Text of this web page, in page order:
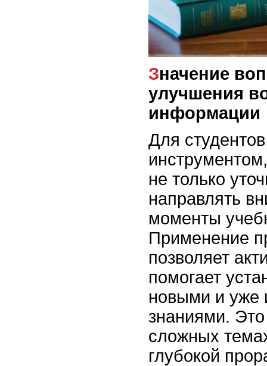
Значение вопросов для
улучшения
информации
Для
не только
направлять
моменты
Применение
позволяет
помогает
новыми и уже
знаниями.
сложных
глубокой